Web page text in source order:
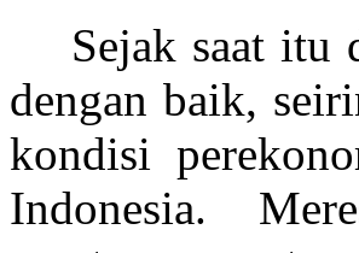
Sejak saat itu
dengan baik,
kondisi
Indonesia.